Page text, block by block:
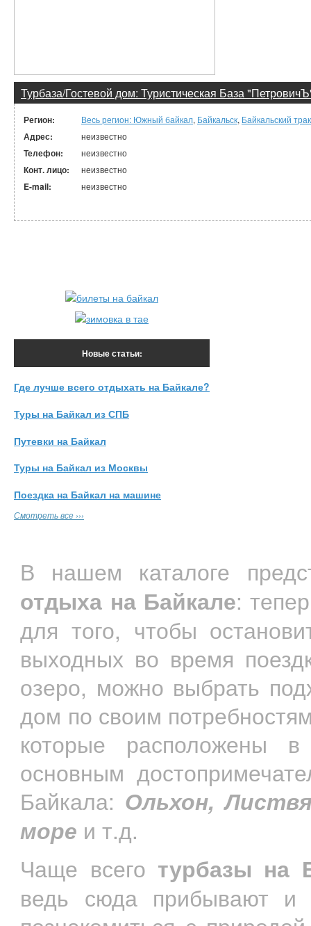
Турбаза/Гостевой дом: Туристическая База
Регион: Весь регион: Южный байкал, Байкальск, Байкальский
Адрес: неизвестно
Телефон: неизвестно
Конт. лицо: неизвестно
E-mail: неизвестно
Новые статьи:
Где лучше всего отдыхать на Байкале?
Туры на Байкал из СПБ
Путевки на Байкал
Туры на Байкал из Москвы
Поездка на Байкал на машине
Смотреть все ›››
В нашем каталоге
отдыха на Байкале:
для того, чтобы
выходных во время
озеро, можно выбрать
дом по своим
которые расположены в
основным
Байкала: Ольхон,
море и т.д.
Чаще всего турбазы на
ведь сюда прибывают и